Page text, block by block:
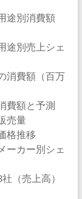
途別消費額
途別売上シェ
消費額（百万
費額と予測
売量
格推移
ーカー別シェ
（売上高）